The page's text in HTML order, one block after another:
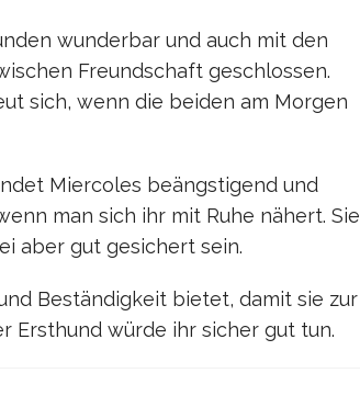
wunderbar und auch mit den
Freundschaft geschlossen.
sich, wenn die beiden am Morgen
Miercoles beängstigend und
man sich ihr mit Ruhe nähert. Sie
aber gut gesichert sein.
Beständigkeit bietet, damit sie zur
Ersthund würde ihr sicher gut tun.